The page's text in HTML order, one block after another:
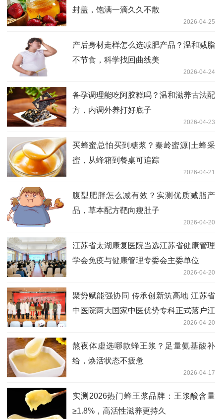
封盖，饱满一滴久久不散
2026-04-25
产后身材走样怎么选减肥产品？温和减脂
不节食，科学找回曲线美
2026-04-24
备孕调理能吃阿胶糕吗？温和滋养古法配
方，内调外养打好底子
2026-04-23
买蜂蜜总怕买到糖浆？秦岭蜜源|土蜂采
蜜，从蜂箱到餐桌可追踪
2026-04-21
腹型肥胖怎么减有效？实测优质减脂产
品，草本配方靶向瘦肚子
2026-04-20
江苏省太湖康复医院当选江苏省健康管理
学会免疫与健康管理专委会主委单位
2026-04-20
聚势赋能强协同 传承创新筑高地 江苏省
中医院两大国家中医优势专科正式落户江
2026-04-20
熬夜体虚选哪款蜂王浆？足量氨基酸补
给，焕活状态不疲惫
2026-04-17
实测2026热门蜂王浆品牌：王浆酸含量
≥1.8%，高活性滋养更持久